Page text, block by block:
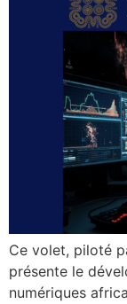
Ce volet, piloté
présente le
numériques